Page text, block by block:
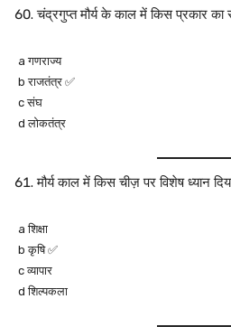
चंद्रगुप्त मौर्य के काल में किस प्रकार का
a गणराज्य
b राजतंत्र ✅
c संघ
d लोकतंत्र
मौर्य काल में किस चीज़ पर विशेष ध्यान
a शिक्षा
b कृषि ✅
c व्यापार
d शिल्पकला